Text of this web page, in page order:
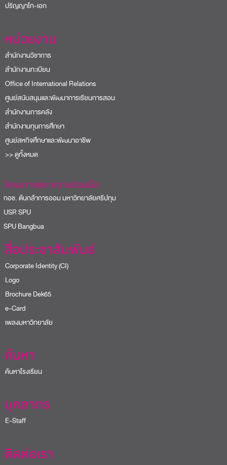
ปริญญาโท-เอก
หน่วยงาน
สำนักงานวิชาการ
สำนักงานทะเบียน
Office of International Relations
ศูนย์สนับสนุนและพัฒนาการเรียนการสอน
สำนักงานการคลัง
สำนักงานทุนการศึกษา
ศูนย์สหกิจศึกษาและพัฒนาอาชีพ
>> ดูทั้งหมด
โครงการและความร่วมมือ
ช. ต้นกล้าการออม มหาวิทยาลัยศรีปทุม
SPU
Bangbua
สื่อประชาสัมพันธ์
Corporate Identity (CI)
Logo
Brochure Dek65
e-Card
เพลงมหาวิทยาลัย
ค้นหา
ค้นหาโรงเรียน
บุคลากร
E-Staff
ติดต่อเรา